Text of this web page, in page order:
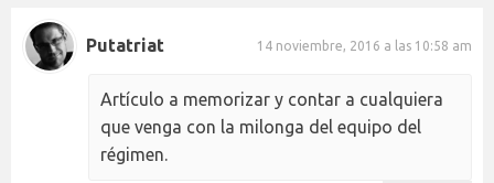
Putatriat 14 noviembre, 2016 a las 10:58 am
Artículo a memorizar y contar a cualquiera
que venga con la milonga del equipo del
régimen.